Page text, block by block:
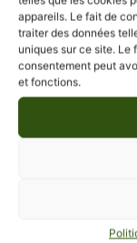
appareils. Le fait de
traiter des données
uniques sur ce site. Le
consentement peut
et fonctions.
Le
Champagne